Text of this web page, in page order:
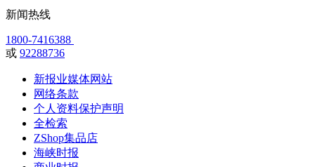
新闻热线
1800-7416388
或 92288736
新报业媒体网站
网络条款
个人资料保护声明
全检索
ZShop集品店
海峡时报